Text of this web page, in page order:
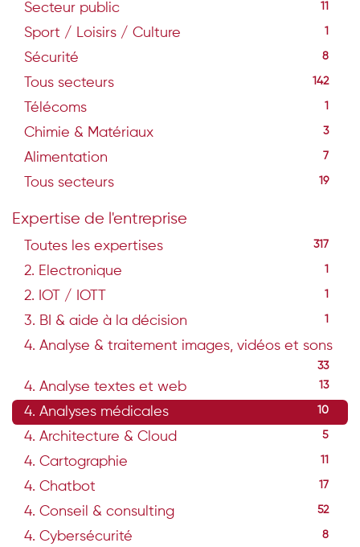
Secteur public 11
Sport / Loisirs / Culture 1
Sécurité 8
Tous secteurs 142
Télécoms 1
Chimie & Matériaux 3
Alimentation 7
Tous secteurs 19
Expertise de l'entreprise
Toutes les expertises 317
2. Electronique 1
2. IOT / IOTT 1
3. BI & aide à la décision 1
4. Analyse & traitement images, vidéos et sons
33
4. Analyse textes et web 13
4. Analyses médicales 10
4. Architecture & Cloud 5
4. Cartographie
4. Chatbot 17
4. Conseil & consulting 52
4. Cybersécurité 8